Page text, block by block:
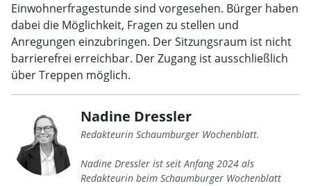
Einwohnerfragestunde sind vorgesehen. Bürger haben
dabei die Möglichkeit, Fragen zu stellen und
Anregungen einzubringen. Der Sitzungsraum ist nicht
barrierefrei erreichbar. Der Zugang ist ausschließlich
über Treppen möglich.
Nadine Dressler
Redakteurin Schaumburger Wochenblatt.
Nadine Dressler ist seit Anfang 2024 als
Redakteurin beim Schaumburger Wochenblatt